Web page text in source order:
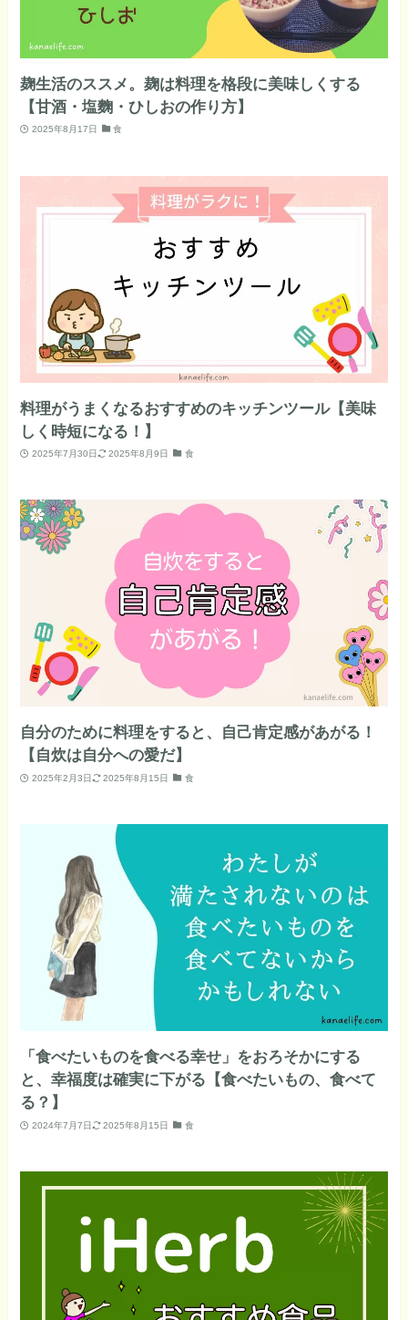
麹生活のススメ。麹は料理を格段に美味しくする
【甘酒・塩麴・ひしおの作り方】
2025年8月17日 食
料理がうまくなるおすすめのキッチンツール【美味
しく時短になる！】
2025年7月30日 2025年8月9日 食
自分のために料理をすると、自己肯定感があがる！
【自炊は自分への愛だ】
2025年2月3日 2025年8月15日 食
「食べたいものを食べる幸せ」をおろそかにする
と、幸福度は確実に下がる【食べたいもの、食べて
る？】
2024年7月7日 2025年8月15日 食